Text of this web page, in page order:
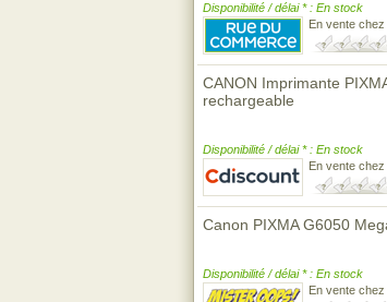
Disponibilité / délai * : En stock
En vente chez
CANON Imprimante
rechargeable
Disponibilité / délai * : En stock
En vente chez
Canon PIXMA G6050
Disponibilité / délai * : En stock
En vente chez